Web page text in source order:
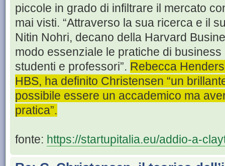
piccole in grado di infiltrare il mercato
mai visti. “Attraverso la sua ricerca e il
Nitin Nohri, decano della Harvard
modo essenziale le pratiche di
studenti e professori”. Rebecca
HBS, ha definito Christensen “un
possibile essere un accademico ma
pratica”.
fonte: https://startupitalia.eu/addio-a-